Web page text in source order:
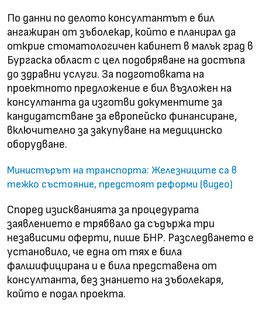
По данни по делото консултантът е бил
ангажиран от зъболекар, който е планирал да
открие стоматологичен кабинет в малък град в
Бургаска област с цел подобряване на достъпа
до здравни услуги. За подготовката на
проектното предложение е бил възложен на
консултанта да изготви документите за
кандидатстване за европейско финансиране,
включително за закупуване на медицинско
оборудване.
Министърът на транспорта: Железниците са в
тежко състояние, предстоят реформи (видео)
Според изискванията за процедурата
заявлението е трябвало да съдържа три
независими оферти, пише БНР. Разследването е
установило, че една от тях е била
фалшифицирана и е била представена от
консултанта, без знанието на зъболекаря,
който е подал проекта.